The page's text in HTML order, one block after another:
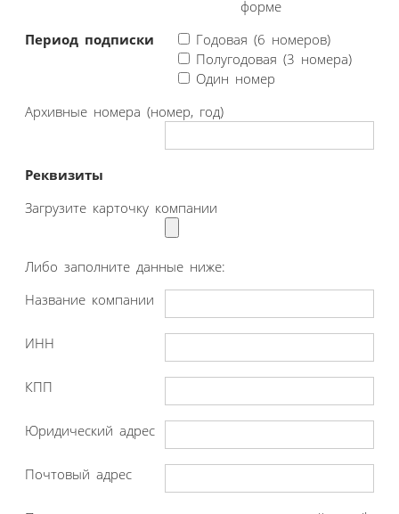
форме
Период подписки
Годовая (6 номеров)
Полугодовая (3 номера)
Один номер
Архивные номера (номер, год)
Реквизиты
Загрузите карточку компании
Либо заполните данные ниже:
Название компании
ИНН
КПП
Юридический адрес
Почтовый адрес